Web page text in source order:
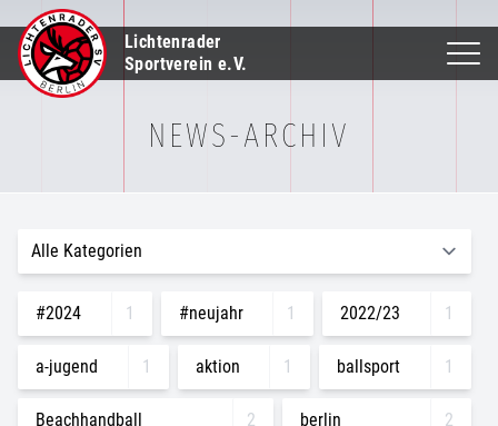
Lichtenrader
Sportverein e.V.
NEWS-ARCHIV
#2024 1 #neujahr 1 2022/23 1
a-jugend 1 aktion 1 ballsport 1
Beachhandball 2 berlin 2